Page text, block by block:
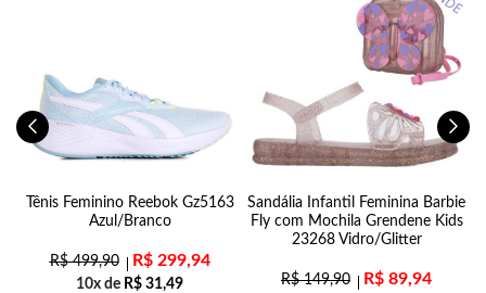
Tênis Feminino Reebok Gz5163
Azul/Branco
R$499,90 R$299,94
10x de R$ 31,49
Sandália Infantil Feminina Barbie
Fly com Mochila Grendene Kids
23268 Vidro/Glitter
R$149,90 R$ 89,94